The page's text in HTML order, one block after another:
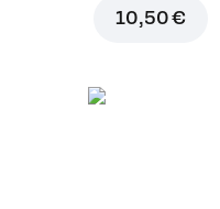
10,50 €